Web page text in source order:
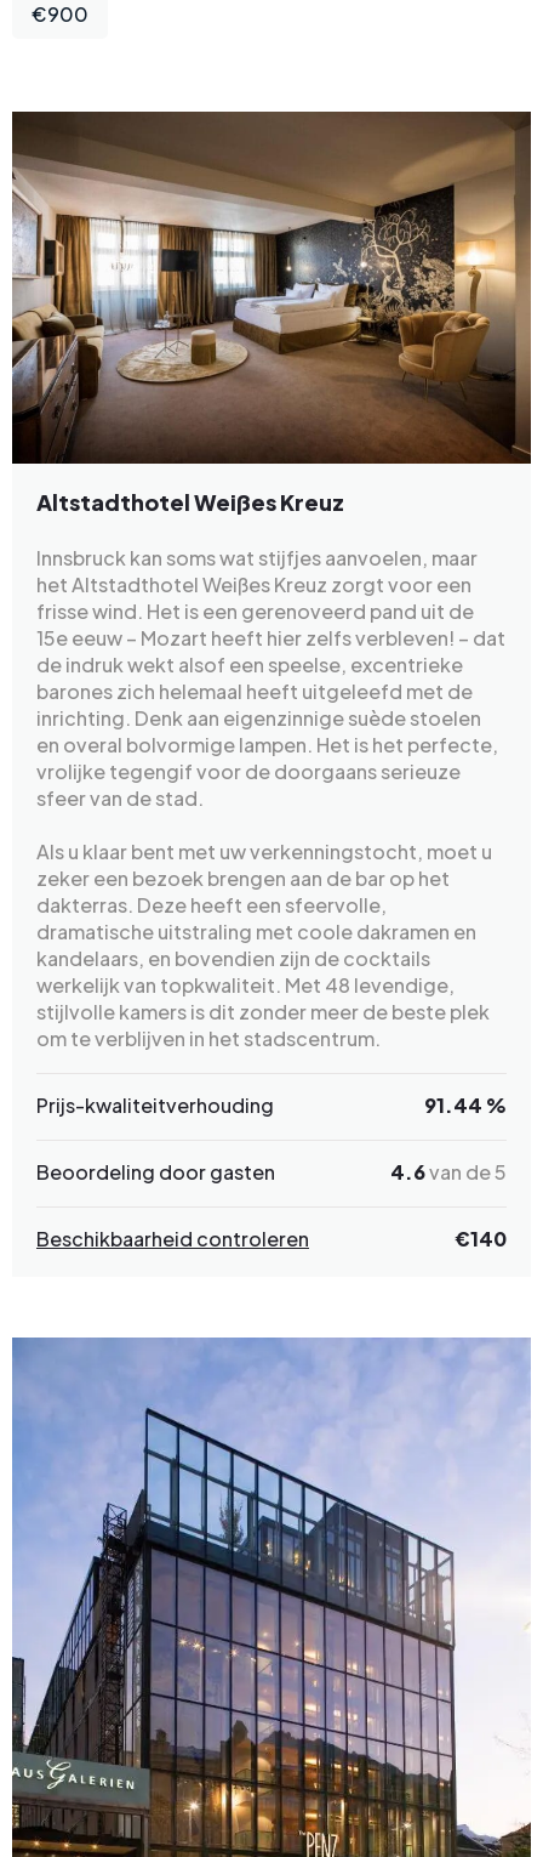
€900
Altstadthotel Weißes Kreuz
Innsbruck kan soms wat stijfjes aanvoelen, maar
het Altstadthotel Weißes Kreuz zorgt voor een
frisse wind. Het is een gerenoveerd pand uit de
15e eeuw – Mozart heeft hier zelfs verbleven! – dat
de indruk wekt alsof een speelse, excentrieke
barones zich helemaal heeft uitgeleefd met de
inrichting. Denk aan eigenzinnige suède stoelen
en overal bolvormige lampen. Het is het perfecte,
vrolijke tegengif voor de doorgaans serieuze
sfeer van de stad.
Als u klaar bent met uw verkenningstocht, moet u
zeker een bezoek brengen aan de bar op het
dakterras. Deze heeft een sfeervolle,
dramatische uitstraling met coole dakramen en
kandelaars, en bovendien zijn de cocktails
werkelijk van topkwaliteit. Met 48 levendige,
stijlvolle kamers is dit zonder meer de beste plek
om te verblijven in het stadscentrum.
Prijs-kwaliteitverhouding 91.44 %
Beoordeling door gasten 4.6van de 5
Beschikbaarheid controleren €140